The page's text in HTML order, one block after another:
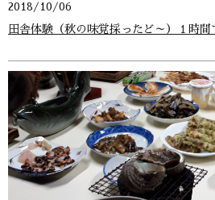
2018/10/06
田舎体験（秋の味覚採ったど～）１時